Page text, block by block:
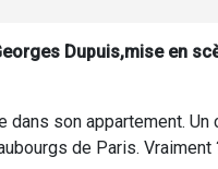
Dupuis,mise en
dans son appartement.
de Paris. Vraiment